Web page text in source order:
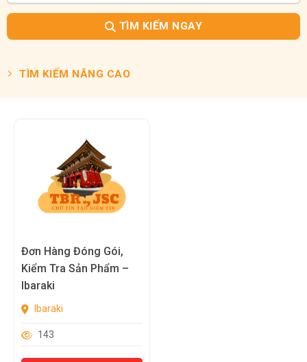
TÌM KIẾM NGAY
TÌM KIẾM NÂNG CAO
Đơn Hàng Đóng Gói,
Kiểm Tra Sản Phẩm –
Ibaraki
Ibaraki
143